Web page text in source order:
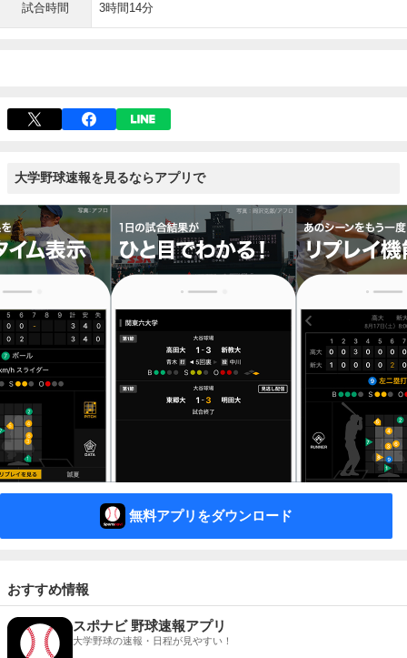
試合時間 3時間14分
大学野球速報を見るならアプリで
無料アプリをダウンロード
おすすめ情報
スポナビ 野球速報アプリ
大学野球の速報・日程が見やすい！